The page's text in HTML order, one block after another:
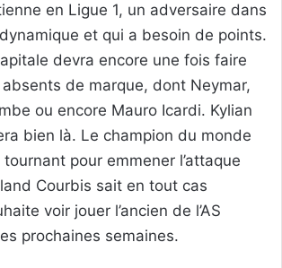
en Ligue 1, un adversaire dans
et qui a besoin de points.
devra encore une fois faire
de marque, dont Neymar,
ou encore Mauro Icardi. Kylian
bien là. Le champion du monde
pour emmener l’attaque
Courbis sait en tout cas
voir jouer l’ancien de l’AS
prochaines semaines.